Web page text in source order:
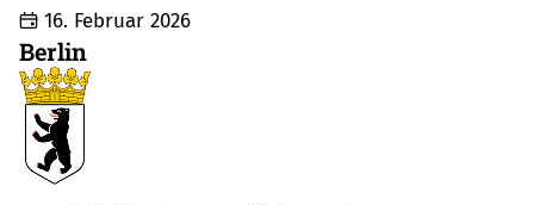
16. Februar 2026
Berlin